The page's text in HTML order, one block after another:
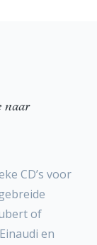
naar
CD’s voor
of
en